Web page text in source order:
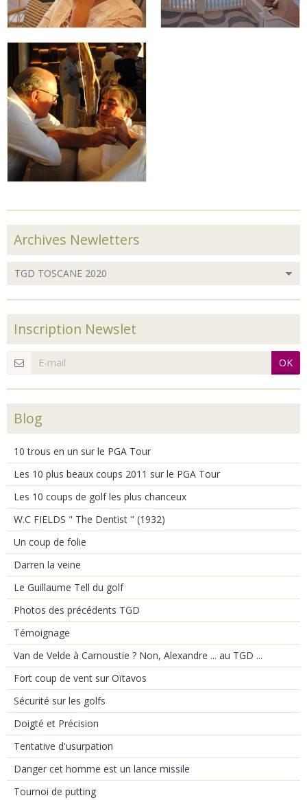
Archives Newletters
Inscription Newslet
OK
Blog
10 trous en un sur le PGA Tour
Les 10 plus beaux coups 2011 sur le PGA Tour
Les 10 coups de golf les plus chanceux
W.C FIELDS " The Dentist " (1932)
Un coup de folie
Darren la veine
Le Guillaume Tell du golf
Photos des précédents TGD
Témoignage
Van de Velde à Carnoustie ? Non, Alexandre ... au TGD ...
Fort coup de vent sur Oïtavos
Sécurité sur les golfs
Doigté et Précision
Tentative d'usurpation
Danger cet homme est un lance missile
Tournoi de putting